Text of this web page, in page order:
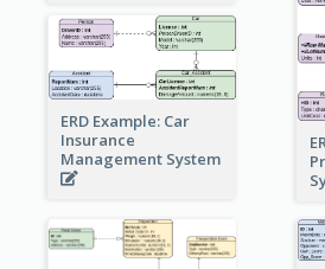
ERD Example: Car
Insurance
Management System